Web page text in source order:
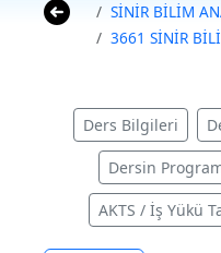
SİNİR BİLİM
3661 SİNİR
Ders Bilgileri
Dersin
AKTS / İş Yükü